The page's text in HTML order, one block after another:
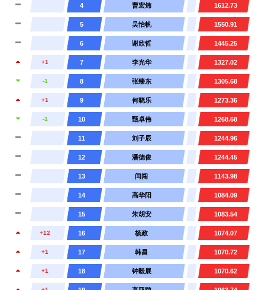
4 曹宏炜 1612.73
5 吴怡帆 1550.91
6 谢欣哲 1445.25
+1 7 李光华 1327.02
-1 8 张臻东 1305.68
+1 9 何晓乐 1273.36
-1 10 甄卓伟 1268.68
11 刘子辰 1244.96
12 潘德俊 1244.45
13 闫闯 1143.98
14 高华阳 1084.09
15 朱胡安 1083.54
+12 16 杨政 1074.07
+1 17 韩昌 1070.72
+1 18 钟毅展 1070.62